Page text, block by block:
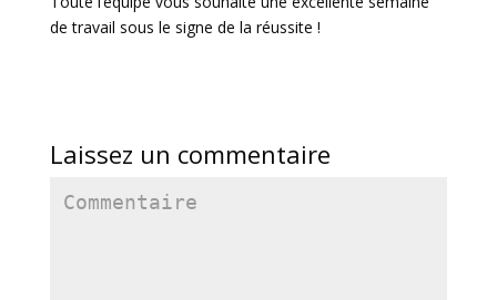
de travail sous le signe de la réussite !
Laissez un commentaire